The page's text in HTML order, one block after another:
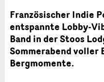
Französischer Indie
entspannte Lobby-
Band in der Stoos
Sommerabend voller
Bergmomente.